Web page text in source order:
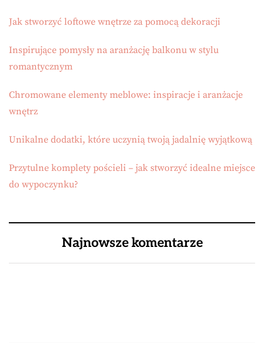
Jak stworzyć loftowe wnętrze za pomocą dekoracji
Inspirujące pomysły na aranżację balkonu w stylu
romantycznym
Chromowane elementy meblowe: inspiracje i aranżacje
wnętrz
Unikalne dodatki, które uczynią twoją jadalnię wyjątkową
Przytulne komplety pościeli – jak stworzyć idealne miejsce
do wypoczynku?
Najnowsze komentarze